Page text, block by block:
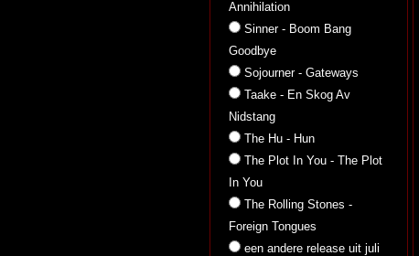
Annihilation
Sinner - Boom Bang
Goodbye
Sojourner - Gateways
Taake - En Skog Av
Nidstang
The Hu - Hun
The Plot In You - The Plot
In You
The Rolling Stones -
Foreign Tongues
een andere release uit juli